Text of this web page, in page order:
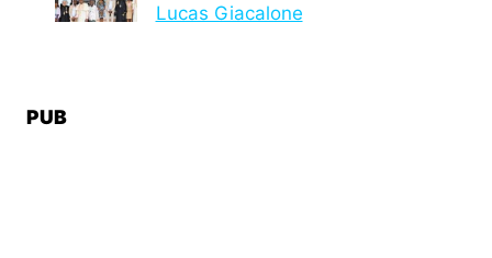
Lucas Giacalone
PUB